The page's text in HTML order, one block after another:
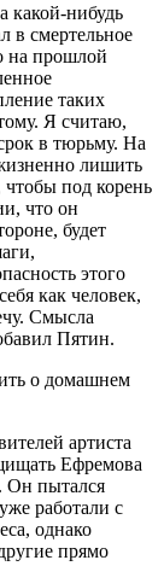
какой-нибудь
в смертельное
на прошлой
таких
Я считаю,
в тюрьму. На
лишить
чтобы под корень
что он
будет
этого
как человек,
Смысла
Пятин.
о домашнем
артиста
Ефремова
Он пытался
работали с
однако
прямо